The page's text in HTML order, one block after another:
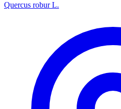
Quercus robur L.